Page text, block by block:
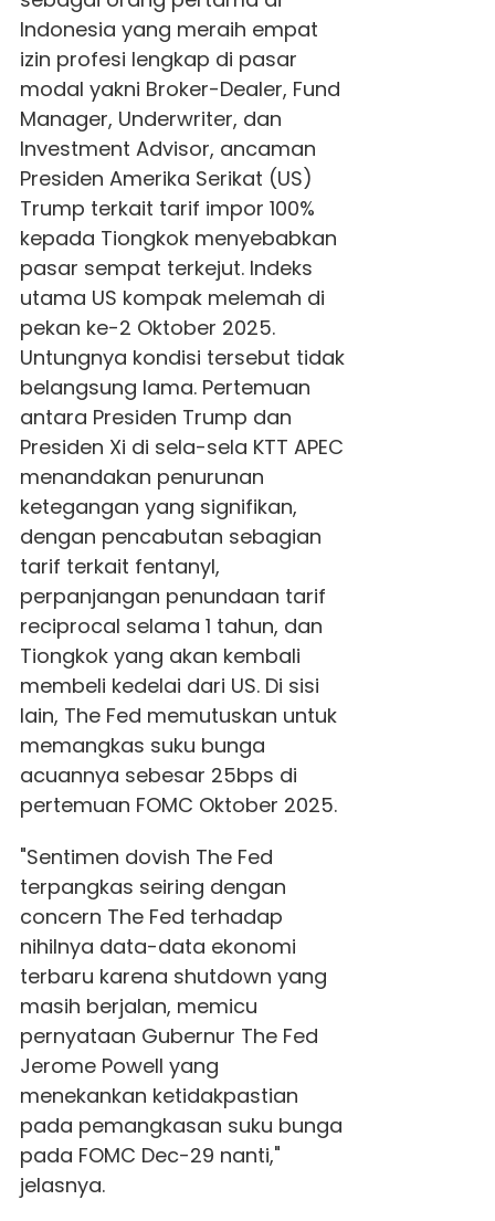
Indonesia yang meraih empat
izin profesi lengkap di pasar
modal yakni Broker-Dealer, Fund
Manager, Underwriter, dan
Investment Advisor, ancaman
Presiden Amerika Serikat (US)
Trump terkait tarif impor 100%
kepada Tiongkok menyebabkan
pasar sempat terkejut. Indeks
utama US kompak melemah di
pekan ke-2 Oktober 2025.
Untungnya kondisi tersebut tidak
belangsung lama. Pertemuan
antara Presiden Trump dan
Presiden Xi di sela-sela KTT APEC
menandakan penurunan
ketegangan yang signifikan,
dengan pencabutan sebagian
tarif terkait fentanyl,
perpanjangan penundaan tarif
reciprocal selama 1 tahun, dan
Tiongkok yang akan kembali
membeli kedelai dari US. Di sisi
lain, The Fed memutuskan untuk
memangkas suku bunga
acuannya sebesar 25bps di
pertemuan FOMC Oktober 2025.
"Sentimen dovish The Fed
terpangkas seiring dengan
concern The Fed terhadap
nihilnya data-data ekonomi
terbaru karena shutdown yang
masih berjalan, memicu
pernyataan Gubernur The Fed
Jerome Powell yang
menekankan ketidakpastian
pada pemangkasan suku bunga
pada FOMC Dec-29 nanti,"
jelasnya.